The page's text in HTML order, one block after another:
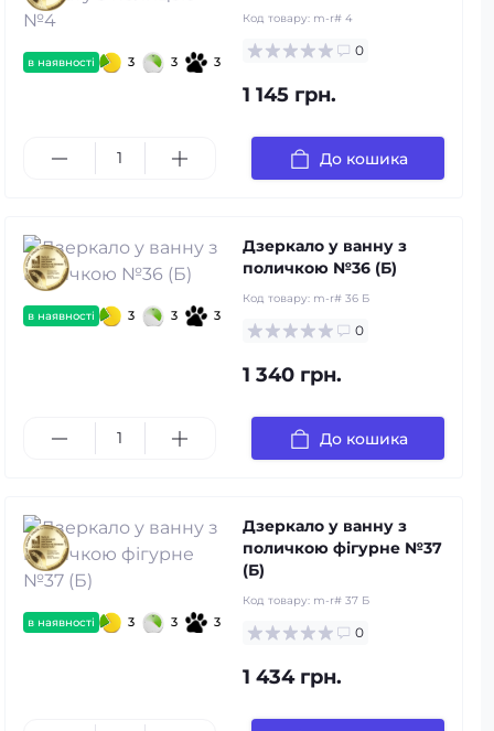
в наявності 3 3 3
Код товару: m-r# 4
0
1 145 грн.
До кошика
в наявності 3 3 3
Дзеркало у ванну з
поличкою №36 (Б)
Код товару: m-r# 36 Б
0
1 340 грн.
До кошика
в наявності 3 3 3
Дзеркало у ванну з
поличкою фігурне №37
(Б)
Код товару: m-r# 37 Б
0
1 434 грн.